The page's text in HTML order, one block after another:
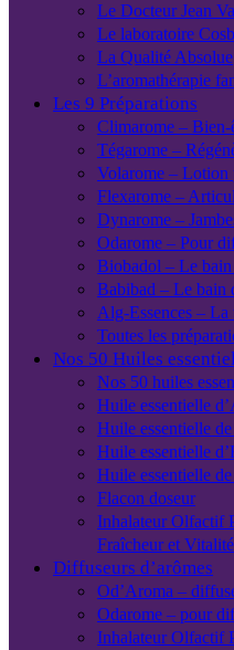
Le Docteur Jean
Le laboratoire
La Qualité Absolue
L’aromathérapie
Les 9 Préparations
Climarome – Bien-
Tégarome –
Volarome – Lotion
Flexarome –
Dynarome –
Odarome – Pour
Biobadol – Le
Babibad – Le bain
Alg-Essences – La
Toutes les
Nos 50 Huiles
Nos 50 huiles
Huile essentielle
Huile essentielle
Huile essentielle
Huile essentielle
Flacon doseur
Inhalateur Olfactif
Fraîcheur et Vitalité
Diffuseurs d’arômes
Od’Aroma –
Odarome – pour
Inhalateur Olfactif